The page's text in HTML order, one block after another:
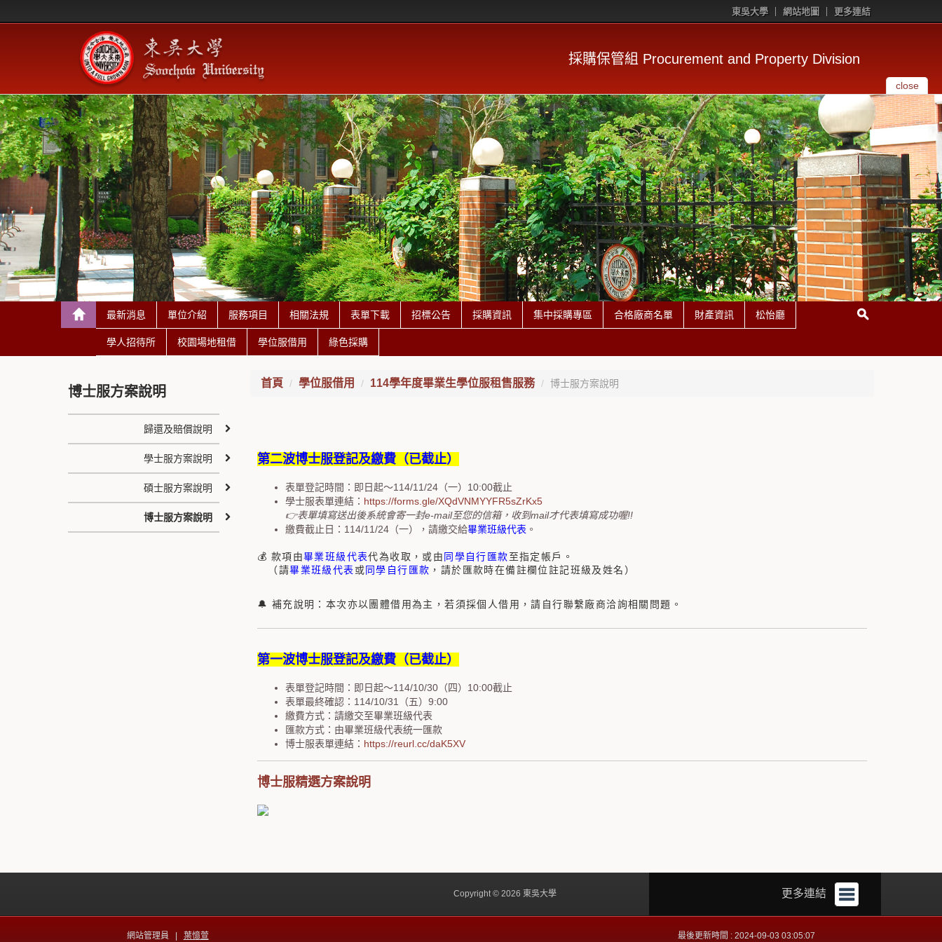
東吳大學 網站地圖 更多連結
採購保管組 Procurement and Property Division
close
最新消息 單位介紹 服務項目 相關法規 表單下載 招標公告 採購資訊 集中採購專區 合格廠商名單 財產資訊 松怡廳
學人招待所 校園場地租借 學位服借用 綠色採購
首頁 學位服借用 114學年度畢業生學位服租售服務 博士服方案說明
第二波博士服登記及繳費（已截止）
表單登記時間：即日起～114/11/24（一）10:00截止
學士服表單連結： https://forms.gle/XQdVNMYYFR5sZrKx5
👉表單填寫送出後系統會寄一封e-mail至您的信箱，收到mail才代表填寫成功喔!!
繳費截止日：114/11/24（一），請繳交給畢業班級代表 。
💰 款項由畢業班級代表代為收取，或由 同學自行匯款至指定帳戶。
（請畢業班級代表 或 同學自行匯款 ，請於匯款時在備註欄位註記班級及姓名）
🔔 補充說明：本次亦以團體借用為主，若須採個人借用，請自行聯繫廠商洽詢相關問題。
第一波博士服登記及繳費（已截止）
表單登記時間：即日起～114/10/30（四）10:00截止
表單最終確認：114/10/31（五）9:00
繳費方式：請繳交至畢業班級代表
匯款方式：由畢業班級代表統一匯款
博士服表單連結： https://reurl.cc/daK5XV
博士服精選方案說明
博士服方案說明
歸還及賠償說明
學士服方案說明
碩士服方案說明
博士服方案說明
更多連結
Copyright © 2026 東吳大學
網站管理員 | 葉憶萱 最後更新時間 : 2024-09-03 03:05:07